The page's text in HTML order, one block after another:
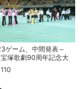
ゲーム、中間発表～
宝塚歌劇90周年記念大
会」より
110